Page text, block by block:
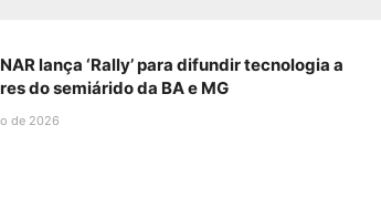
lança ‘Rally’ para difundir tecnologia a
do semiárido da BA e MG
de 2026